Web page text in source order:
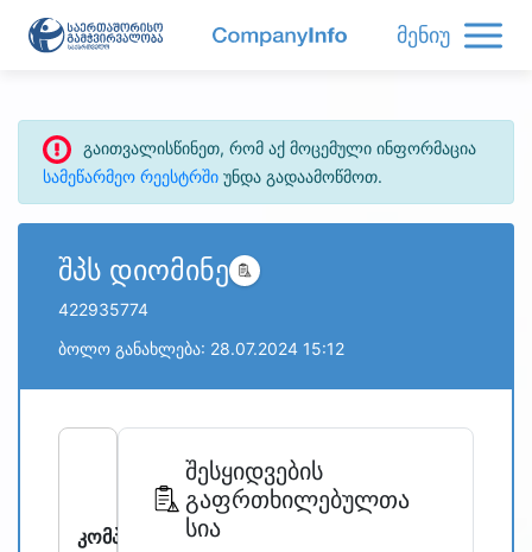
მენიუ
გაითვალისწინეთ, რომ აქ მოცემული ინფორმაცია
სამეწარმეო რეესტრში უნდა გადაამოწმოთ.
შპს დიომინე
422935774
ბოლო განახლება: 28.07.2024 15:12
კომპანიის
შესყიდვების
გაფრთხილებულთა
სია